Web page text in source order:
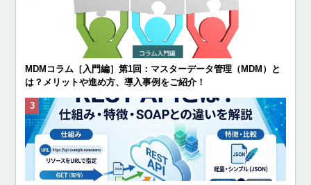
MDMコラム［入門編］第1回：マスターデータ管理（MDM）と
は？メリットや進め方、導入事例をご紹介！